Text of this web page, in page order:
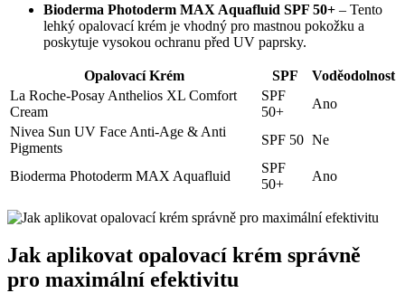
Bioderma Photoderm MAX Aquafluid SPF 50+ – Tento
lehký opalovací krém je vhodný pro mastnou pokožku a
poskytuje vysokou ochranu před UV paprsky.
Opalovací Krém SPF
Voděodolnost
La Roche-Posay Anthelios XL Comfort
Cream
SPF
50+
Ano
Nivea Sun UV Face Anti-Age & Anti
Pigments
SPF 50 Ne
Bioderma Photoderm MAX Aquafluid
SPF
50+
Ano
Jak aplikovat opalovací krém správně
pro maximální efektivitu